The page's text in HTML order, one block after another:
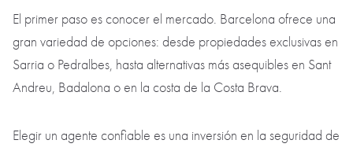
El primer paso es conocer el mercado. Barcelona ofrece una
gran variedad de opciones: desde propiedades exclusivas en
Sarria o Pedralbes, hasta alternativas más asequibles en Sant
Andreu, Badalona o en la costa de la Costa Brava.
Elegir un agente confiable es una inversión en la seguridad de